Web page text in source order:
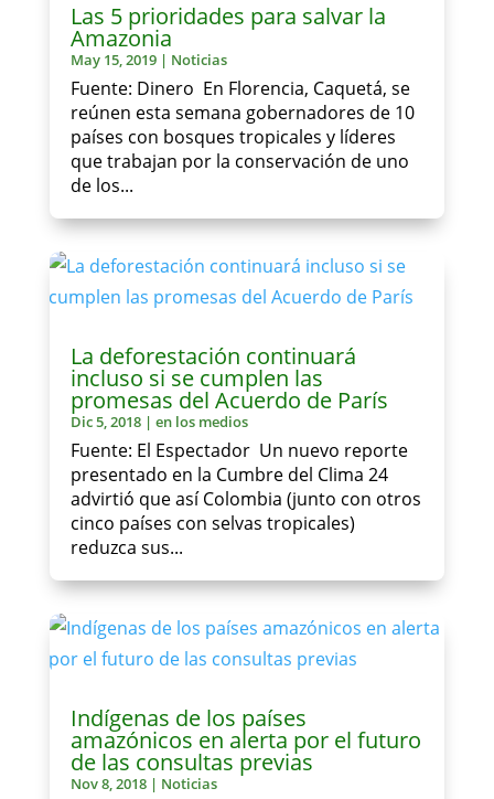
Las 5 prioridades para salvar la
Amazonia
May 15, 2019| Noticias
Fuente: Dinero En Florencia, Caquetá, se
reúnen esta semana gobernadores de 10
países con bosques tropicales y líderes
que trabajan por la conservación de uno
de los...
La deforestación continuará
incluso si se cumplen las
promesas del Acuerdo de París
Dic 5, 2018| en los medios
Fuente: El Espectador Un nuevo reporte
presentado en la Cumbre del Clima 24
advirtió que así Colombia (junto con otros
cinco países con selvas tropicales)
reduzca sus...
Indígenas de los países
amazónicos en alerta por el futuro
de las consultas previas
Nov 8, 2018| Noticias